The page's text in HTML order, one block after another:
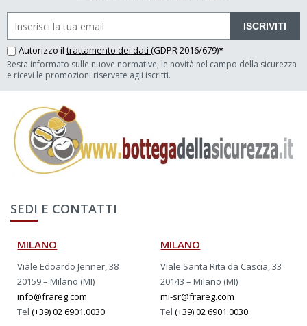
ISCRIVITI
Autorizzo il trattamento dei dati (GDPR 2016/679)*
Resta informato sulle nuove normative, le novità nel campo della sicurezza
e ricevi le promozioni riservate agli iscritti.
SEDI E CONTATTI
MILANO
Viale Edoardo Jenner, 38
20159 – Milano (MI)
info@frareg.com
Tel(+39) 02 6901.0030
MILANO
Viale Santa Rita da Cascia, 33
20143 – Milano (MI)
mi-sr@frareg.com
Tel(+39) 02 6901.0030